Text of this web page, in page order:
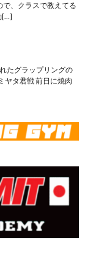
で、クラスで教えてる
[…]
たグラップリングの
ヤタ君戦 前日に焼肉